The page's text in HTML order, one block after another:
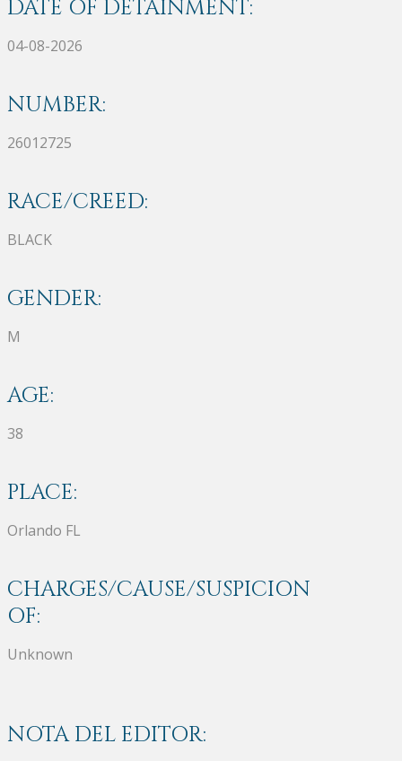
DATE OF DETAINMENT:
04-08-2026
NUMBER:
26012725
RACE/CREED:
BLACK
GENDER:
M
AGE:
38
PLACE:
Orlando FL
CHARGES/CAUSE/SUSPICION
OF:
Unknown
NOTA DEL EDITOR: